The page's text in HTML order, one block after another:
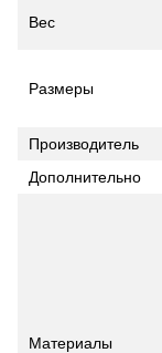
Вес
Размеры
Производитель
Дополнительно
Материалы